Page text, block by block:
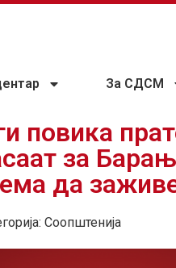
За СДСМ
повика
за
да
Соопштенија